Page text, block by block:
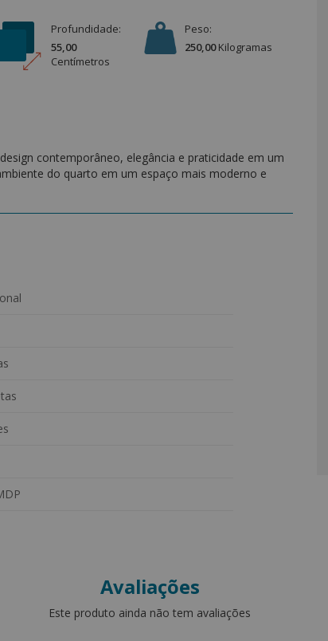
Profundidade:
55,00
Centímetros
Peso:
250,00 Kilogramas
contemporâneo, elegância e praticidade em um
do quarto em um espaço mais moderno e
qualidade, garantindo resistência e longa
para oferecer organização e funcionalidade,
Avaliações
Este produto ainda não tem avaliações